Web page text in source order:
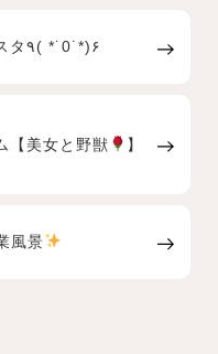
職業体験フェスタ٩( *˙0˙*)۶
【美女と野獣 】
風景